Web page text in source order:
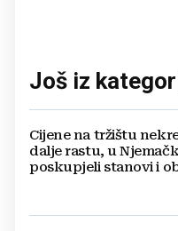
Još iz
Cijene na tržištu
dalje rastu, u
poskupjeli stanovi i